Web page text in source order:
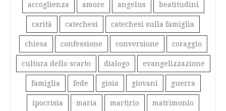
accoglienza amore angelus beatitudini
carità catechesi catechesi sulla famiglia
chiesa confessione conversione coraggio
cultura dello scarto dialogo evangelizzazione
famiglia fede gioia giovani guerra
ipocrisia maria martirio matrimonio